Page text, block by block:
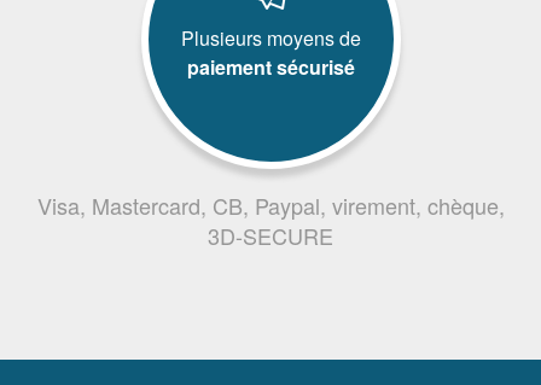
Plusieurs moyens de
paiement sécurisé
Visa, Mastercard, CB, Paypal, virement, chèque,
3D-SECURE